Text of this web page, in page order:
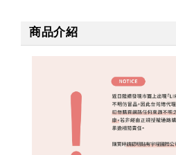
商品介紹